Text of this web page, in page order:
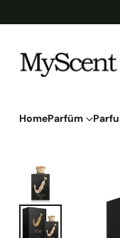
HomeParfüm